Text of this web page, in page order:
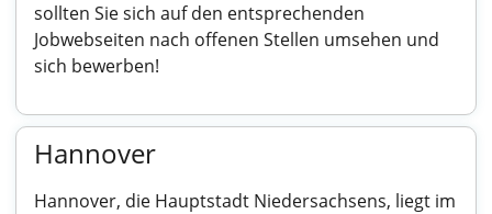
sollten Sie sich auf den entsprechenden
Jobwebseiten nach offenen Stellen umsehen und
sich bewerben!
Hannover
Hannover, die Hauptstadt Niedersachsens, liegt im